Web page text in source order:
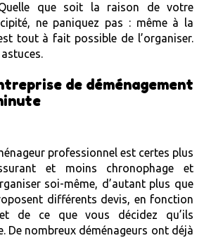
que soit la raison de votre
ne paniquez pas : même à la
tout à fait possible de l’organiser.
de déménagement
professionnel est certes plus
et moins chronophage et
soi-même, d’autant plus que
différents devis, en fonction
de ce que vous décidez qu’ils
De nombreux déménageurs ont déjà